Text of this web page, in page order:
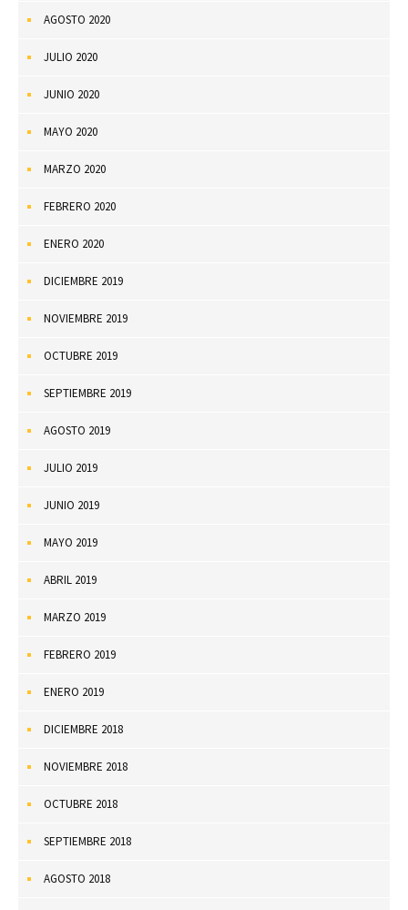
AGOSTO 2020
JULIO 2020
JUNIO 2020
MAYO 2020
MARZO 2020
FEBRERO 2020
ENERO 2020
DICIEMBRE 2019
NOVIEMBRE 2019
OCTUBRE 2019
SEPTIEMBRE 2019
AGOSTO 2019
JULIO 2019
JUNIO 2019
MAYO 2019
ABRIL 2019
MARZO 2019
FEBRERO 2019
ENERO 2019
DICIEMBRE 2018
NOVIEMBRE 2018
OCTUBRE 2018
SEPTIEMBRE 2018
AGOSTO 2018